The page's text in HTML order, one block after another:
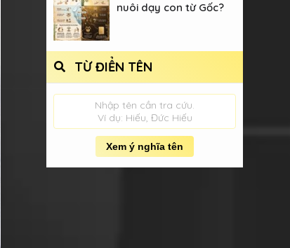
nuôi dạy con từ Gốc?
TỪ ĐIỂN TÊN
Nhập tên cần tra cứu.
Ví dụ: Hiếu, Đức Hiếu
Xem ý nghĩa tên